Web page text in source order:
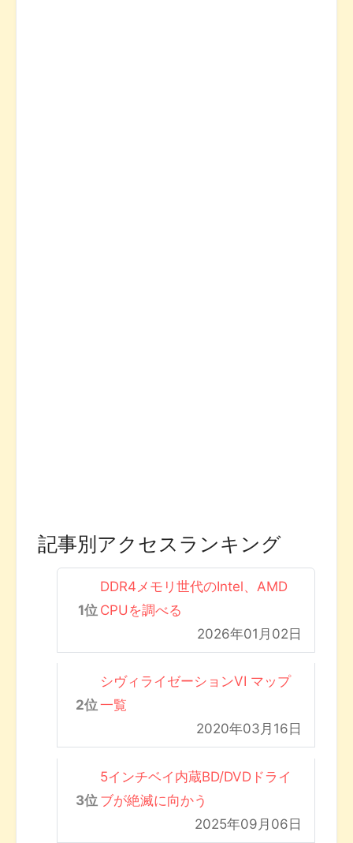
記事別アクセスランキング
DDR4メモリ世代のIntel、AMD
CPUを調べる
2026年01月02日
シヴィライゼーションVI マップ
一覧
2020年03月16日
5インチベイ内蔵BD/DVDドライ
ブが絶滅に向かう
2025年09月06日